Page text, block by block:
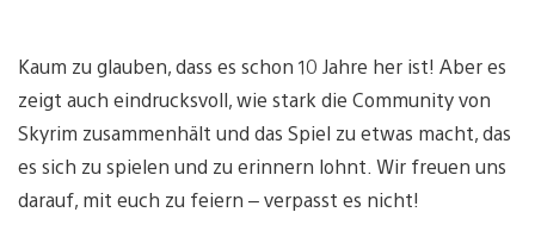
Kaum zu glauben, dass es schon 10 Jahre her ist! Aber es
zeigt auch eindrucksvoll, wie stark die Community von
Skyrim zusammenhält und das Spiel zu etwas macht, das
es sich zu spielen und zu erinnern lohnt. Wir freuen uns
darauf, mit euch zu feiern – verpasst es nicht!